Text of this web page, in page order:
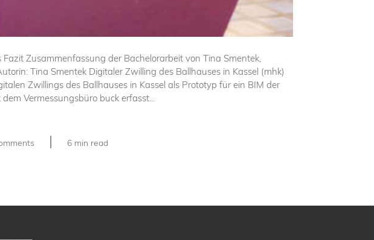
Zusammenfassung der Bachelorarbeit von Tina Smentek,
Tina Smentek Digitaler Zwilling des Ballhauses in Kassel (mhk)
Zwillings des Ballhauses in Kassel als Prototyp für ein BIM der
Vermessungsbüro buck erfasst...
| 6 min read